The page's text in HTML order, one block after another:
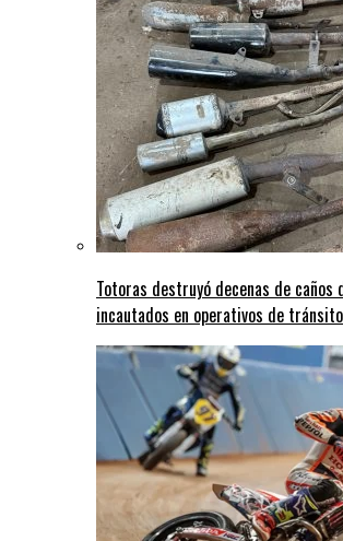
Totoras destruyó decenas de caños
incautados en operativos de tránsito